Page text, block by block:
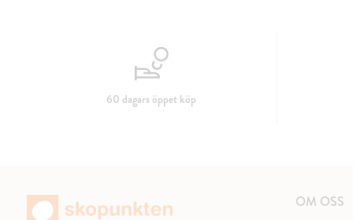
60 dagars öppet köp
OM OSS